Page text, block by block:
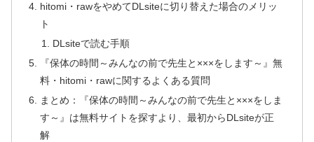
hitomi・rawをやめてDLsiteに切り替えた場合のメリッ
ト
DLsiteで読む手順
『保体の時間～みんなの前で先生と×××をします～』無
料・hitomi・rawに関するよくある質問
まとめ：『保体の時間～みんなの前で先生と×××をしま
す～』は無料サイトを探すより、最初からDLsiteが正
解